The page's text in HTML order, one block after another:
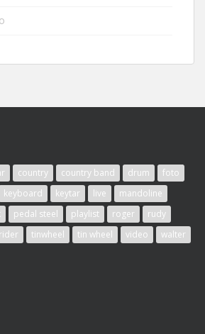
country country band drum
foto
keyboard keytar live
mandoline
pedal steel playlist roger
rudy
tinwheel tin wheel video
walter